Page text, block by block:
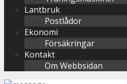
Lantbruk
Postlådor
Ekonomi
Försäkringar
Kontakt
Om Webbsidan